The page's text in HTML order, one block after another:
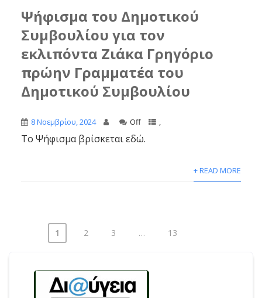
Ψήφισμα του Δημοτικού
Συμβουλίου για τον
εκλιπόντα Ζιάκα Γρηγόριο
πρώην Γραμματέα του
Δημοτικού Συμβουλίου
8 Νοεμβρίου, 2024 Off ,
Το Ψήφισμα βρίσκεται εδώ.
+ READ MORE
Σελιδοποίηση
άρθρων
1 2 3 … 13